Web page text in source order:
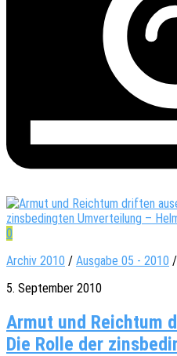
0
Archiv 2010 / Ausgabe 05 - 2010 /
5. September 2010
Armut und Reichtum
Die Rolle der